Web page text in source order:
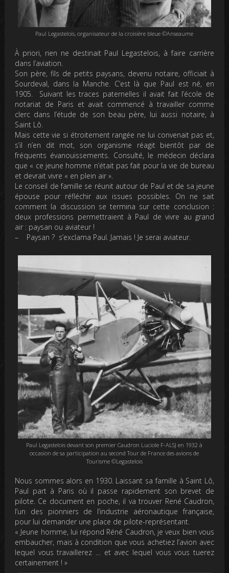
Paul Legastelois, organisateur de la croisière bleue ©Anseaume
À priori, rien ne destinait Paul Legastelois, à faire carrière
dans l’aviation.
Son père, fils de petits paysans, devenu notaire, officiait à
Sourdeval, dans la Manche. C’est là que Paul est né, en
1905. Suivant les traces paternelles il avait fait l’école de
notariat de Paris et avait commencé à travailler comme
clerc dans l’étude de son beau père, lui aussi notaire, à
Saint Lô.
Mais cette vie si étroitement rangée ne lui convenait pas et,
s’il n’en dit mot, son organisme réagit bientôt par de
fréquents évanouissements. Consulté, le médecin déclara
que « ce jeune homme n’était pas fait pour la vie de bureau
et devrait vivre « en plein air ».
Le conseil de famille se réunit autour de Paul et de sa jeune
épouse pour réfléchir aux issues possibles. On ne sait
comment la discussion se termina sur cette conclusion :
deux professions permettraient à Paul de vivre au grand
air : paysan ou aviateur !
– Paysan ? s’exclama Paul. Jamais ! Je serai aviateur.
Paul Legastelois devant son premier Caudron Luciole F-ALSJ en 1932 à
occasion de sa participation au second Tour de France des avions de
Tourisme ©Legastelois
Nous sommes alors en 1930. Laissant sa famille à Saint Lô,
Paul part à Paris où il passe rapidement son brevet de
pilote. Ce document en poche, il va trouver René Caudron,
l’un des pionniers de l’industrie aéronautique française,
pour lui demander une place de pilote-représentant.
« Jeune homme, lui répond Réné Caudron, je veux bien vous
embaucher, mais à condition que vous achetiez l’avion avec
lequel vous travaillerez … et avec lequel vous vous tuerez
certainement ! »